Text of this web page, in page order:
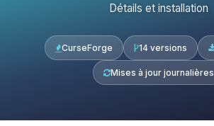
Détails et installation
CurseForge 14 versions
Mises à jour journalières